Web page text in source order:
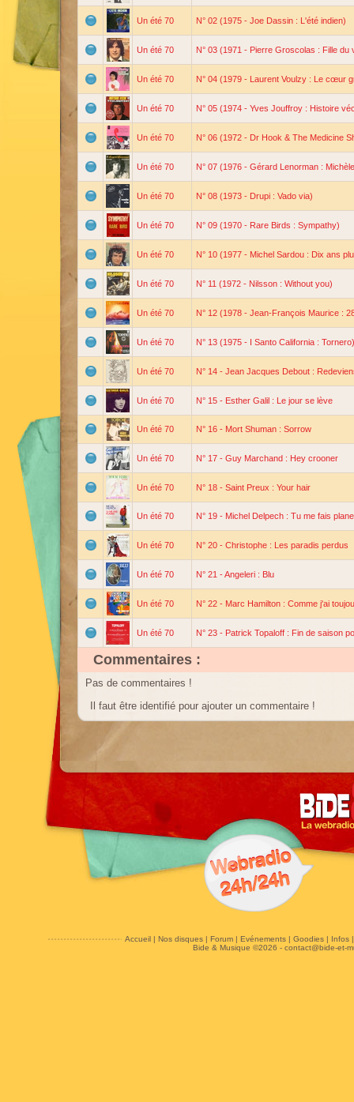
Un été 70 N° 02 (1975 - Joe Dassin : L'été indien)
Un été 70 N° 03 (1971 - Pierre Groscolas : Fille du
Un été 70 N° 04 (1979 - Laurent Voulzy : Le cœur
Un été 70 N° 05 (1974 - Yves Jouffroy : Histoire
Un été 70 N° 06 (1972 - Dr Hook & The Medicine
Un été 70 N° 07 (1976 - Gérard Lenorman :
Un été 70 N° 08 (1973 - Drupi : Vado via)
Un été 70 N° 09 (1970 - Rare Birds : Sympathy)
Un été 70 N° 10 (1977 - Michel Sardou : Dix ans
Un été 70 N° 11 (1972 - Nilsson : Without you)
Un été 70 N° 12 (1978 - Jean-François Maurice :
Un été 70 N° 13 (1975 - I Santo California : Tornero)
Un été 70 N° 14 - Jean Jacques Debout :
Un été 70 N° 15 - Esther Galil : Le jour se lève
Un été 70 N° 16 - Mort Shuman : Sorrow
Un été 70 N° 17 - Guy Marchand : Hey crooner
Un été 70 N° 18 - Saint Preux : Your hair
Un été 70 N° 19 - Michel Delpech : Tu me fais
Un été 70 N° 20 - Christophe : Les paradis perdus
Un été 70 N° 21 - Angeleri : Blu
Un été 70 N° 22 - Marc Hamilton : Comme j'ai
Un été 70 N° 23 - Patrick Topaloff : Fin de saison
Commentaires :
Pas de commentaires !
Il faut être identifié pour ajouter un commentaire !
Accueil| Nos disques| Forum| Evénements| Goodies| Infos
Bide & Musique ©2026 - contact@bide-et-